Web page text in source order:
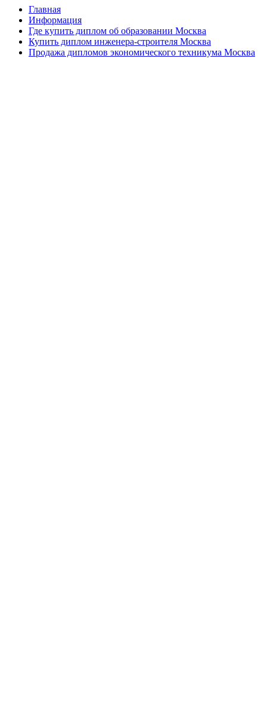
Главная
Информация
Где купить диплом об образовании Москва
Купить диплом инженера-строителя Москва
Продажа дипломов экономического техникума Москва